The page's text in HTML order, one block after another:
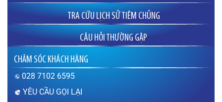
TRA CỨU LỊCH SỬ TIÊM CHỦNG
CÂU HỎI THƯỜNG GẶP
Sau khi tiêm vắc xin bao lâu thì được mang
thai?
Thưa bác sĩ, sau khi tiêm vắc xin bao lâu thì có
thể mang thai? Sau khi tiêm vắc xin chưa được
1 tháng (tính từ thời điểm tiêm phòng) em lỡ có
thai thì có…
CHĂM SÓC KHÁCH HÀNG
028 7102 6595
YÊU CẦU GỌI LẠI